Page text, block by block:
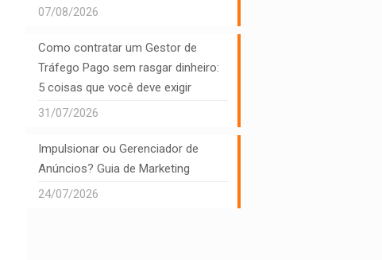
07/08/2026
Como contratar um Gestor de
Tráfego Pago sem rasgar dinheiro:
5 coisas que você deve exigir
31/07/2026
Impulsionar ou Gerenciador de
Anúncios? Guia de Marketing
24/07/2026